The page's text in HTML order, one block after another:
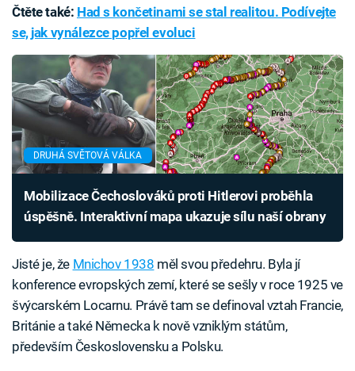
Čtěte také: Had s končetinami se stal realitou. Podívejte
se, jak vynálezce popřel evoluci
DRUHÁ SVĚTOVÁ VÁLKA
Mobilizace Čechoslováků proti Hitlerovi proběhla
úspěšně. Interaktivní mapa ukazuje sílu naší obrany
Jisté je, že Mnichov 1938 měl svou předehru. Byla jí
konference evropských zemí, které se sešly v roce 1925 ve
švýcarském Locarnu. Právě tam se definoval vztah Francie,
Británie a také Německa k nově vzniklým státům,
především Československu a Polsku.